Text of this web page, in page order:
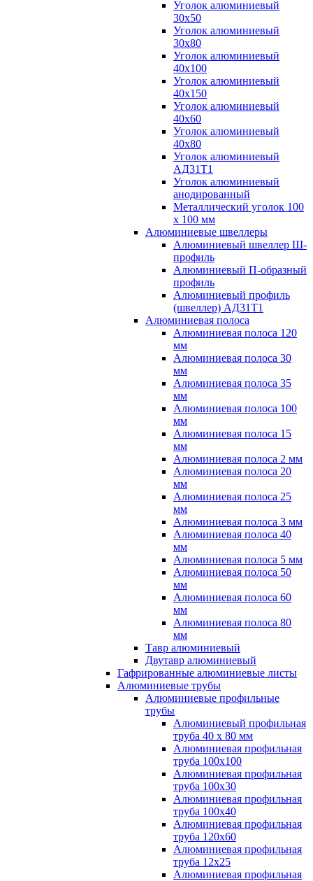
Уголок алюминиевый
30х50
Уголок алюминиевый
30х80
Уголок алюминиевый
40х100
Уголок алюминиевый
40х150
Уголок алюминиевый
40х60
Уголок алюминиевый
40х80
Уголок алюминиевый
АД31Т1
Уголок алюминиевый
анодированный
Металлический уголок 100
х 100 мм
Алюминиевые швеллеры
Алюминиевый швеллер Ш-
профиль
Алюминиевый П-образный
профиль
Алюминиевый профиль
(швеллер) АД31Т1
Алюминиевая полоса
Алюминиевая полоса 120
мм
Алюминиевая полоса 30
мм
Алюминиевая полоса 35
мм
Алюминиевая полоса 100
мм
Алюминиевая полоса 15
мм
Алюминиевая полоса 2 мм
Алюминиевая полоса 20
мм
Алюминиевая полоса 25
мм
Алюминиевая полоса 3 мм
Алюминиевая полоса 40
мм
Алюминиевая полоса 5 мм
Алюминиевая полоса 50
мм
Алюминиевая полоса 60
мм
Алюминиевая полоса 80
мм
Тавр алюминиевый
Двутавр алюминиевый
Гафрированные алюминиевые листы
Алюминиевые трубы
Алюминиевые профильные
трубы
Алюминиевый профильная
труба 40 х 80 мм
Алюминиевая профильная
труба 100х100
Алюминиевая профильная
труба 100х30
Алюминиевая профильная
труба 100х40
Алюминиевая профильная
труба 120х60
Алюминиевая профильная
труба 12x25
Алюминиевая профильная